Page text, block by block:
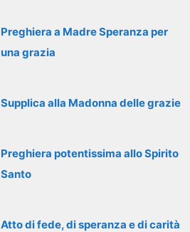
Preghiera a Madre Speranza per
una grazia
Supplica alla Madonna delle grazie
Preghiera potentissima allo Spirito
Santo
Atto di fede, di speranza e di carità